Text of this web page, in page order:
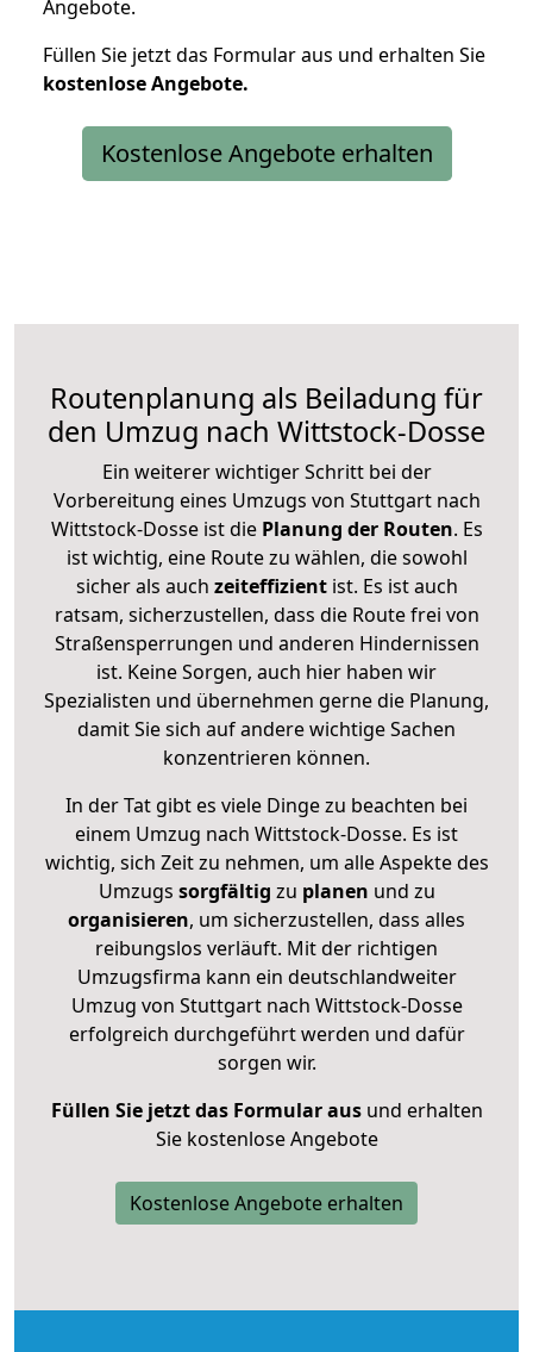
Angebote.
Füllen Sie jetzt das Formular aus und erhalten Sie
kostenloseAngebote.
Kostenlose Angebote erhalten
Routenplanung als Beiladung für
den Umzug nach Wittstock-Dosse
Ein weiterer wichtiger Schritt bei der
Vorbereitung eines Umzugs von Stuttgart nach
Wittstock-Dosse ist diePlanung der Routen. Es
ist wichtig, eine Route zu wählen, die sowohl
sicher als auch zeiteffizientist. Es ist auch
ratsam, sicherzustellen, dass die Route frei von
Straßensperrungen und anderen Hindernissen
ist. Keine Sorgen, auch hier haben wir
Spezialisten und übernehmen gerne die Planung,
damit Sie sich auf andere wichtige Sachen
konzentrieren können.
In der Tat gibt es viele Dinge zu beachten bei
einem Umzug nach Wittstock-Dosse. Es ist
wichtig, sich Zeit zu nehmen, um alle Aspekte des
Umzugs sorgfältig zu planen und zu
organisieren, um sicherzustellen, dass alles
reibungslos verläuft. Mit der richtigen
Umzugsfirma kann ein deutschlandweiter
Umzug von Stuttgart nach Wittstock-Dosse
erfolgreich durchgeführt werden und dafür
sorgen wir.
Füllen Sie jetzt das Formular ausund erhalten
Sie kostenlose Angebote
Kostenlose Angebote erhalten